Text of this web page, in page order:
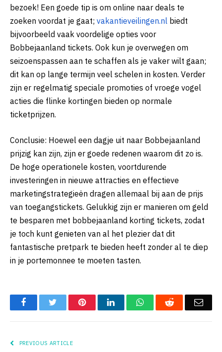
bezoek! Een goede tip is om online naar deals te
zoeken voordat je gaat; vakantieveilingen.nl biedt
bijvoorbeeld vaak voordelige opties voor
Bobbejaanland tickets. Ook kun je overwegen om
seizoenspassen aan te schaffen als je vaker wilt gaan;
dit kan op lange termijn veel schelen in kosten. Verder
zijn er regelmatig speciale promoties of vroege vogel
acties die flinke kortingen bieden op normale
ticketprijzen.
Conclusie: Hoewel een dagje uit naar Bobbejaanland
prijzig kan zijn, zijn er goede redenen waarom dit zo is.
De hoge operationele kosten, voortdurende
investeringen in nieuwe attracties en effectieve
marketingstrategieën dragen allemaal bij aan de prijs
van toegangstickets. Gelukkig zijn er manieren om geld
te besparen met bobbejaanland korting tickets, zodat
je toch kunt genieten van al het plezier dat dit
fantastische pretpark te bieden heeft zonder al te diep
in je portemonnee te moeten tasten.
FacebookTwitter PinterestLinkedInWhatsAppReddit
PREVIOUS ARTICLE